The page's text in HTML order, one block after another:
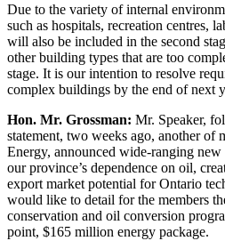
Due to the variety of internal
such as hospitals, recreation centres,
will also be included in the second
other building types that are too
stage. It is our intention to resolve
complex buildings by the end of next
Hon. Mr. Grossman: Mr. Speaker,
statement, two weeks ago, another of
Energy, announced wide-ranging
our province’s dependence on oil,
export market potential for Ontario
would like to detail for the members
conservation and oil conversion
point, $165 million energy package.